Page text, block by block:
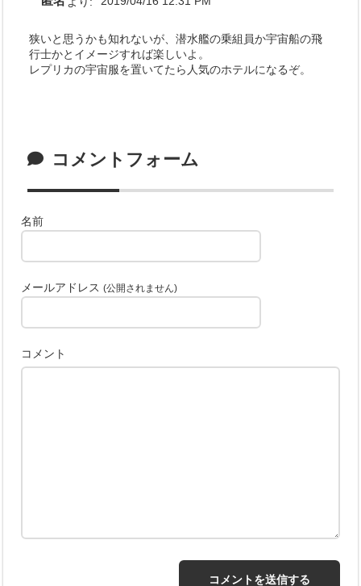
狭いと思うかも知れないが、潜水艦の乗組員か宇宙船の飛
行士かとイメージすれば楽しいよ。
レプリカの宇宙服を置いてたら人気のホテルになるぞ。
コメントフォーム
名前
メールアドレス(公開されません)
コメント